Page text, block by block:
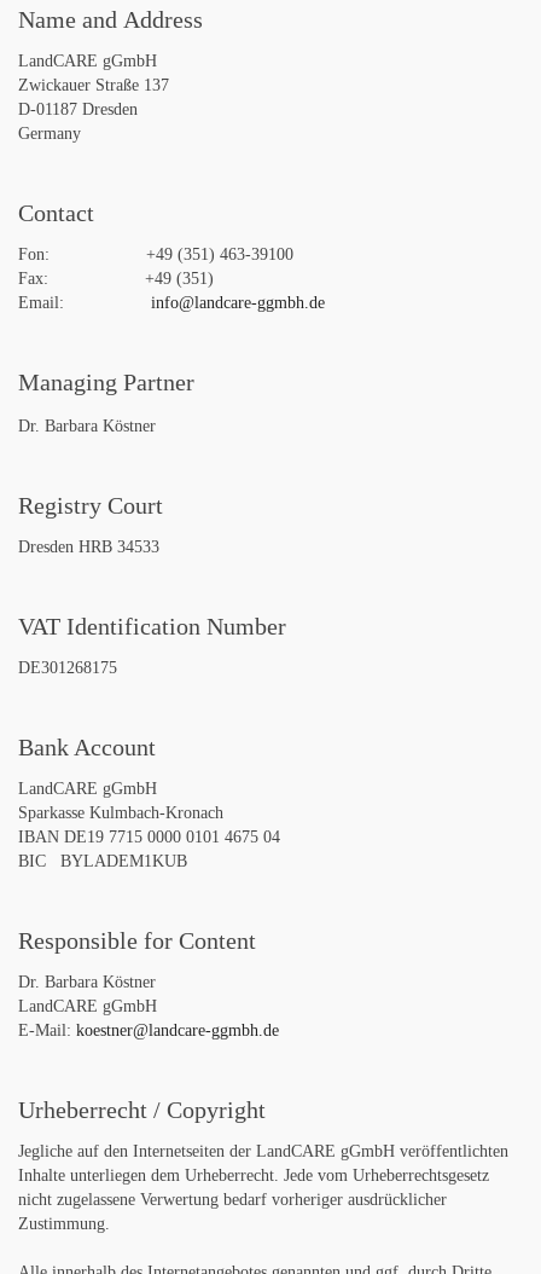
Name and Address
LandCARE gGmbH
Zwickauer Straße 137
D-01187 Dresden
Germany
Contact
Fon: +49 (351) 463-39100
Fax: +49 (351)
Email: info@landcare-ggmbh.de
Managing Partner
Dr. Barbara Köstner
Registry Court
Dresden HRB 34533
VAT Identification Number
DE301268175
Bank Account
LandCARE gGmbH
Sparkasse Kulmbach-Kronach
IBAN DE19 7715 0000 0101 4675 04
BIC BYLADEM1KUB
Responsible for Content
Dr. Barbara Köstner
LandCARE gGmbH
E-Mail: koestner@landcare-ggmbh.de
Urheberrecht / Copyright
Jegliche auf den Internetseiten der LandCARE gGmbH veröffentlichten
Inhalte unterliegen dem Urheberrecht. Jede vom Urheberrechtsgesetz
nicht zugelassene Verwertung bedarf vorheriger ausdrücklicher
Zustimmung.